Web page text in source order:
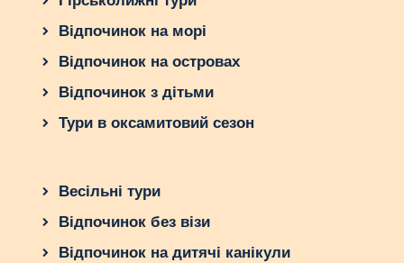
Відпочинок на морі
Відпочинок на островах
Відпочинок з дітьми
Тури в оксамитовий сезон
Весільні тури
Відпочинок без візи
Відпочинок на дитячі канікули